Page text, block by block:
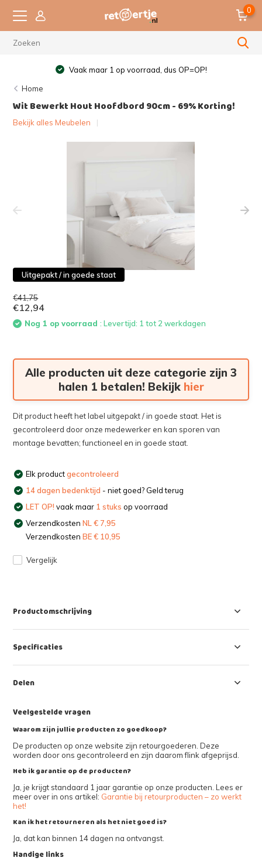
0
Vaak maar 1 op voorraad, dus OP=OP!
Home
Wit Bewerkt Hout Hoofdbord 90cm - 69% Korting!
Bekijk alles Meubelen
Uitgepakt / in goede staat
€41,75
€12,94
Nog 1 op voorraad: Levertijd: 1 tot 2 werkdagen
Alle producten uit deze categorie zijn 3
halen 1 betalen! Bekijk hier
Dit product heeft het label uitgepakt / in goede staat. Het is
gecontroleerd door onze medewerker en kan sporen van
montage bevatten; functioneel en in goede staat.
Elk productgecontroleerd
14 dagen bedenktijd - niet goed? Geld terug
LET OP! vaak maar 1 stuks op voorraad
VerzendkostenNL € 7,95
VerzendkostenBE € 10,95
Vergelijk
Productomschrijving
Specificaties
Delen
Veelgestelde vragen
Waarom zijn jullie producten zo goedkoop?
De producten op onze website zijn retourgoederen. Deze
worden door ons gecontroleerd en zijn daarom flink afgeprijsd.
Heb ik garantie op de producten?
Ja, je krijgt standaard 1 jaar garantie op onze producten. Lees er
meer over in ons artikel: Garantie bij retourproducten – zo werkt
het!
Kan ik het retourneren als het niet goed is?
Ja, dat kan binnen 14 dagen na ontvangst.
Handige links